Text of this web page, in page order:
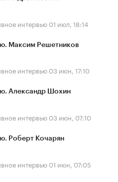
интервью 01 июл, 18:14
Максим Решетников
интервью 03 июн, 17:10
Александр Шохин
интервью 03 июн, 07:10
Роберт Кочарян
интервью 01 июн, 07:05